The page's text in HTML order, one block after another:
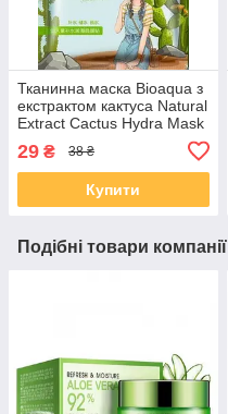
Тканинна маска Bioaqua з
екстрактом кактуса Natural
Extract Cactus Hydra Mask
29 ₴ 38 ₴
Купити
Подібні товари компанії